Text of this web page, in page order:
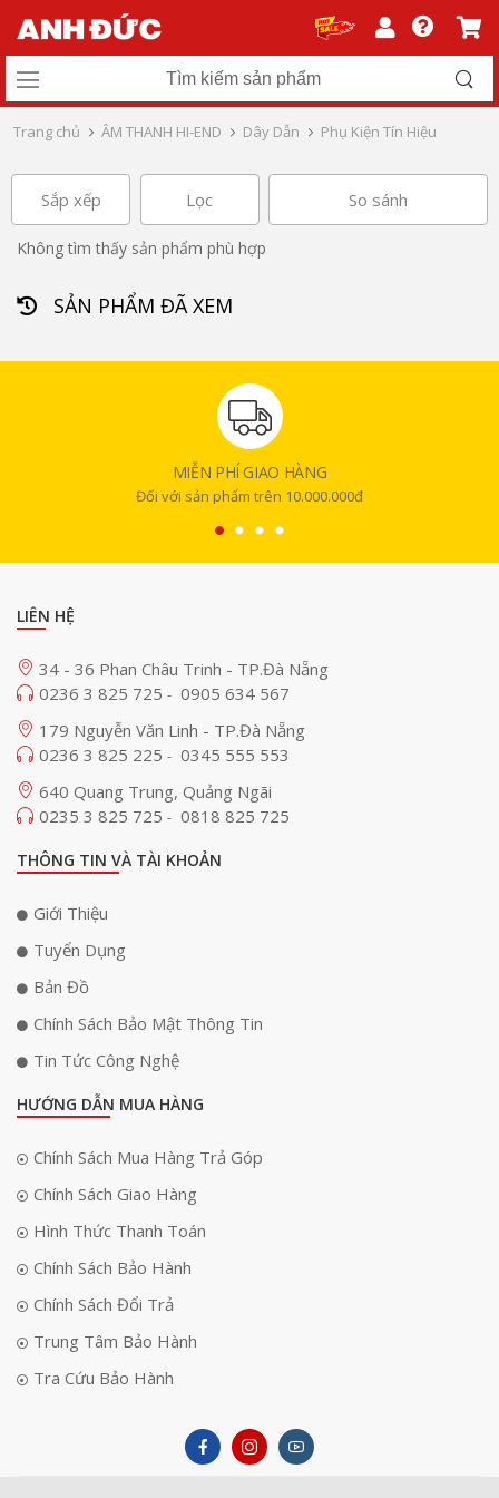
Trang chủ ÂM THANH HI-END Dây Dẫn Phụ Kiện Tín Hiệu
Sắp xếp Lọc So sánh
Không tìm thấy sản phẩm phù hợp
SẢN PHẨM ĐÃ XEM
MIỄN PHÍ GIAO HÀNG
Đối với sản phẩm trên 10.000.000đ
LIÊN HỆ
34 - 36 Phan Châu Trinh - TP.Đà Nẵng
0236 3 825 725 - 0905 634 567
179 Nguyễn Văn Linh - TP.Đà Nẵng
0236 3 825 225 - 0345 555 553
640 Quang Trung, Quảng Ngãi
0235 3 825 725 - 0818 825 725
THÔNG TIN VÀ TÀI KHOẢN
Giới Thiệu
Tuyển Dụng
Bản Đồ
Chính Sách Bảo Mật Thông Tin
Tin Tức Công Nghệ
HƯỚNG DẪN MUA HÀNG
Chính Sách Mua Hàng Trả Góp
Chính Sách Giao Hàng
Hình Thức Thanh Toán
Chính Sách Bảo Hành
Chính Sách Đổi Trả
Trung Tâm Bảo Hành
Tra Cứu Bảo Hành